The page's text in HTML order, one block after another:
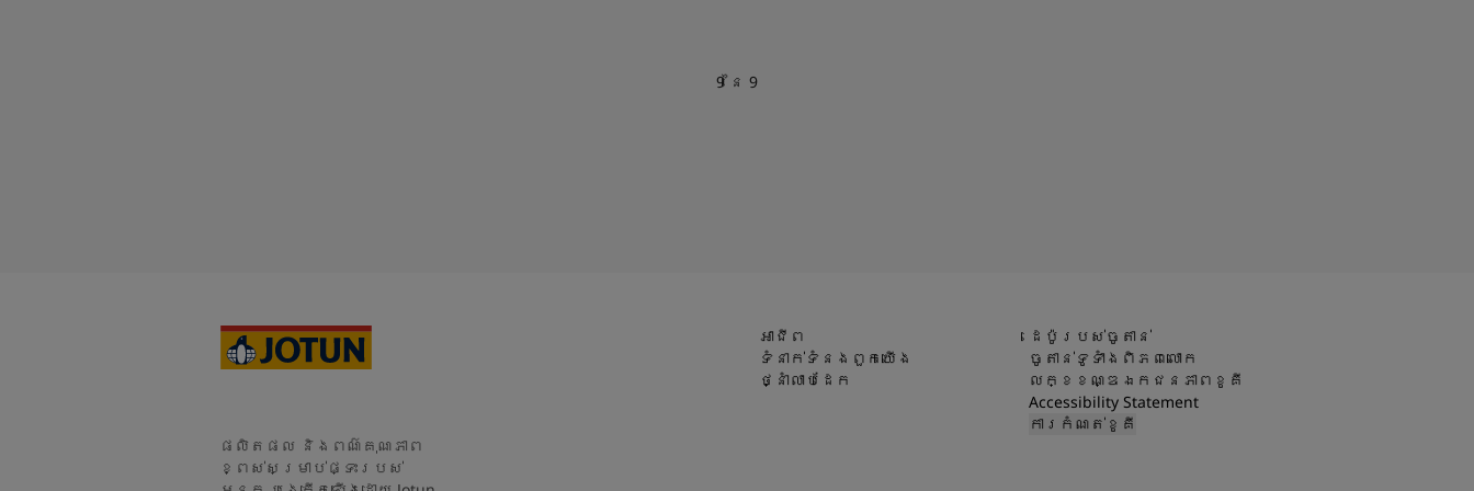
9នៃ 9
ផលិតផល និងពណ៌គុណភាព
ខ្ពស់សម្រាប់ផ្ទះរបស់
អាជីព
ទំនាក់ទំនងពួកយើង
ថ្នាំលាបដែក
ដេប៉ូរបស់ចូតាន់
ចូតាន់ទូទាំងពិភពលោក
លក្ខខណ្ឌឯកជនភាពខូគី
Accessibility Statement
ការកំណត់ខូគី